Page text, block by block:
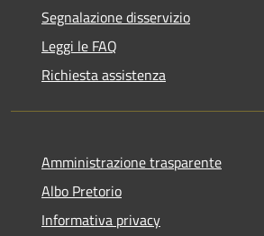
Segnalazione disservizio
Leggi le FAQ
Richiesta assistenza
Amministrazione trasparente
Albo Pretorio
Informativa privacy